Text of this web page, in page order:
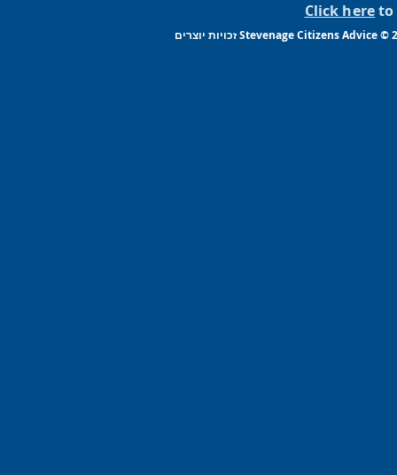
Click hereto